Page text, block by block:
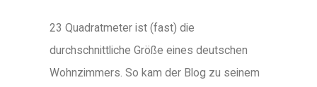
23 Quadratmeter ist (fast) die
durchschnittliche Größe eines deutschen
Wohnzimmers. So kam der Blog zu seinem